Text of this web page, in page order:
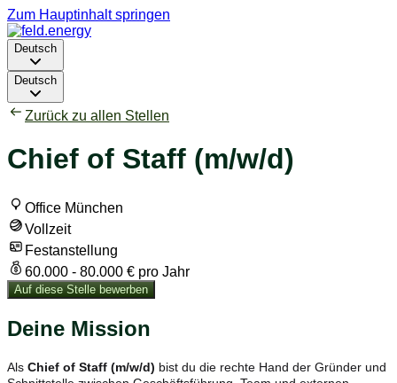
Zum Hauptinhalt springen
Deutsch
Deutsch
Zurück zu allen Stellen
Chief of Staff (m/w/d)
Office München
Vollzeit
Festanstellung
60.000 - 80.000 € pro Jahr
Auf diese Stelle bewerben
Deine Mission
Als Chief of Staff (m/w/d) bist du die rechte Hand der Gründer und